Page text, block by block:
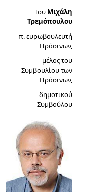
Του Μιχάλη
Τρεμόπουλου
π. ευρωβουλευτή
Πράσινων,
μέλος του
Συμβουλίου των
Πράσινων,
δημοτικού
Συμβούλου